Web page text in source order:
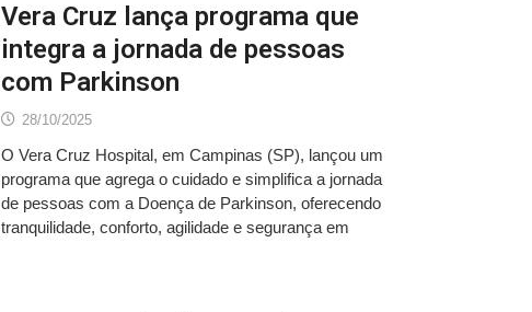
Vera Cruz lança programa que
integra a jornada de pessoas
com Parkinson
28/10/2025
O Vera Cruz Hospital, em Campinas (SP), lançou um
programa que agrega o cuidado e simplifica a jornada
de pessoas com a Doença de Parkinson, oferecendo
tranquilidade, conforto, agilidade e segurança em